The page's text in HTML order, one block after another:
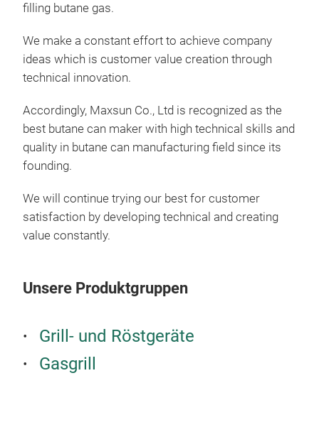
filling butane gas.
We make a constant effort to achieve company
ideas which is customer value creation through
technical innovation.
Accordingly, Maxsun Co., Ltd is recognized as the
best butane can maker with high technical skills and
quality in butane can manufacturing field since its
founding.
We will continue trying our best for customer
satisfaction by developing technical and creating
value constantly.
Unsere Produktgruppen
Grill- und Röstgeräte
Gasgrill